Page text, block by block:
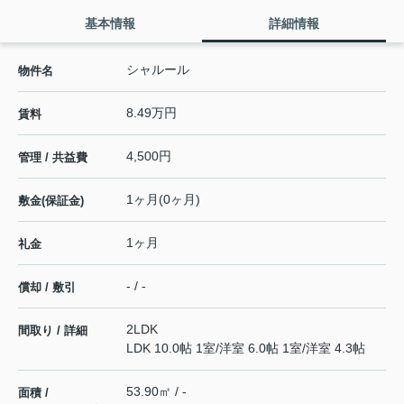
基本情報 詳細情報
物件名 シャルール
賃料 8.49万円
管理 / 共益費 4,500円
敷金(保証金) 1ヶ月(0ヶ月)
礼金 1ヶ月
償却 / 敷引 - / -
間取り / 詳細
2LDK
LDK 10.0帖 1室/洋室 6.0帖 1室/洋室 4.3帖
面積 /
53.90㎡ / -